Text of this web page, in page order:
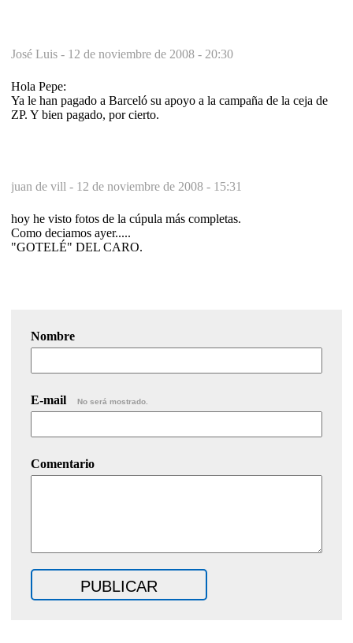
José Luis - 12 de noviembre de 2008 - 20:30
Hola Pepe:
Ya le han pagado a Barceló su apoyo a la campaña de la ceja de
ZP. Y bien pagado, por cierto.
juan de vill - 12 de noviembre de 2008 - 15:31
hoy he visto fotos de la cúpula más completas.
Como deciamos ayer.....
"GOTELÉ" DEL CARO.
Nombre
E-mail No será mostrado.
Comentario